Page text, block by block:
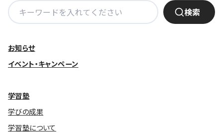
検
索:
検索
お知らせ
イベント・キャンペーン
学習塾
学びの成果
学習塾について